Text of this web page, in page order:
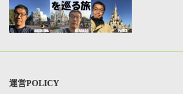
運営POLICY